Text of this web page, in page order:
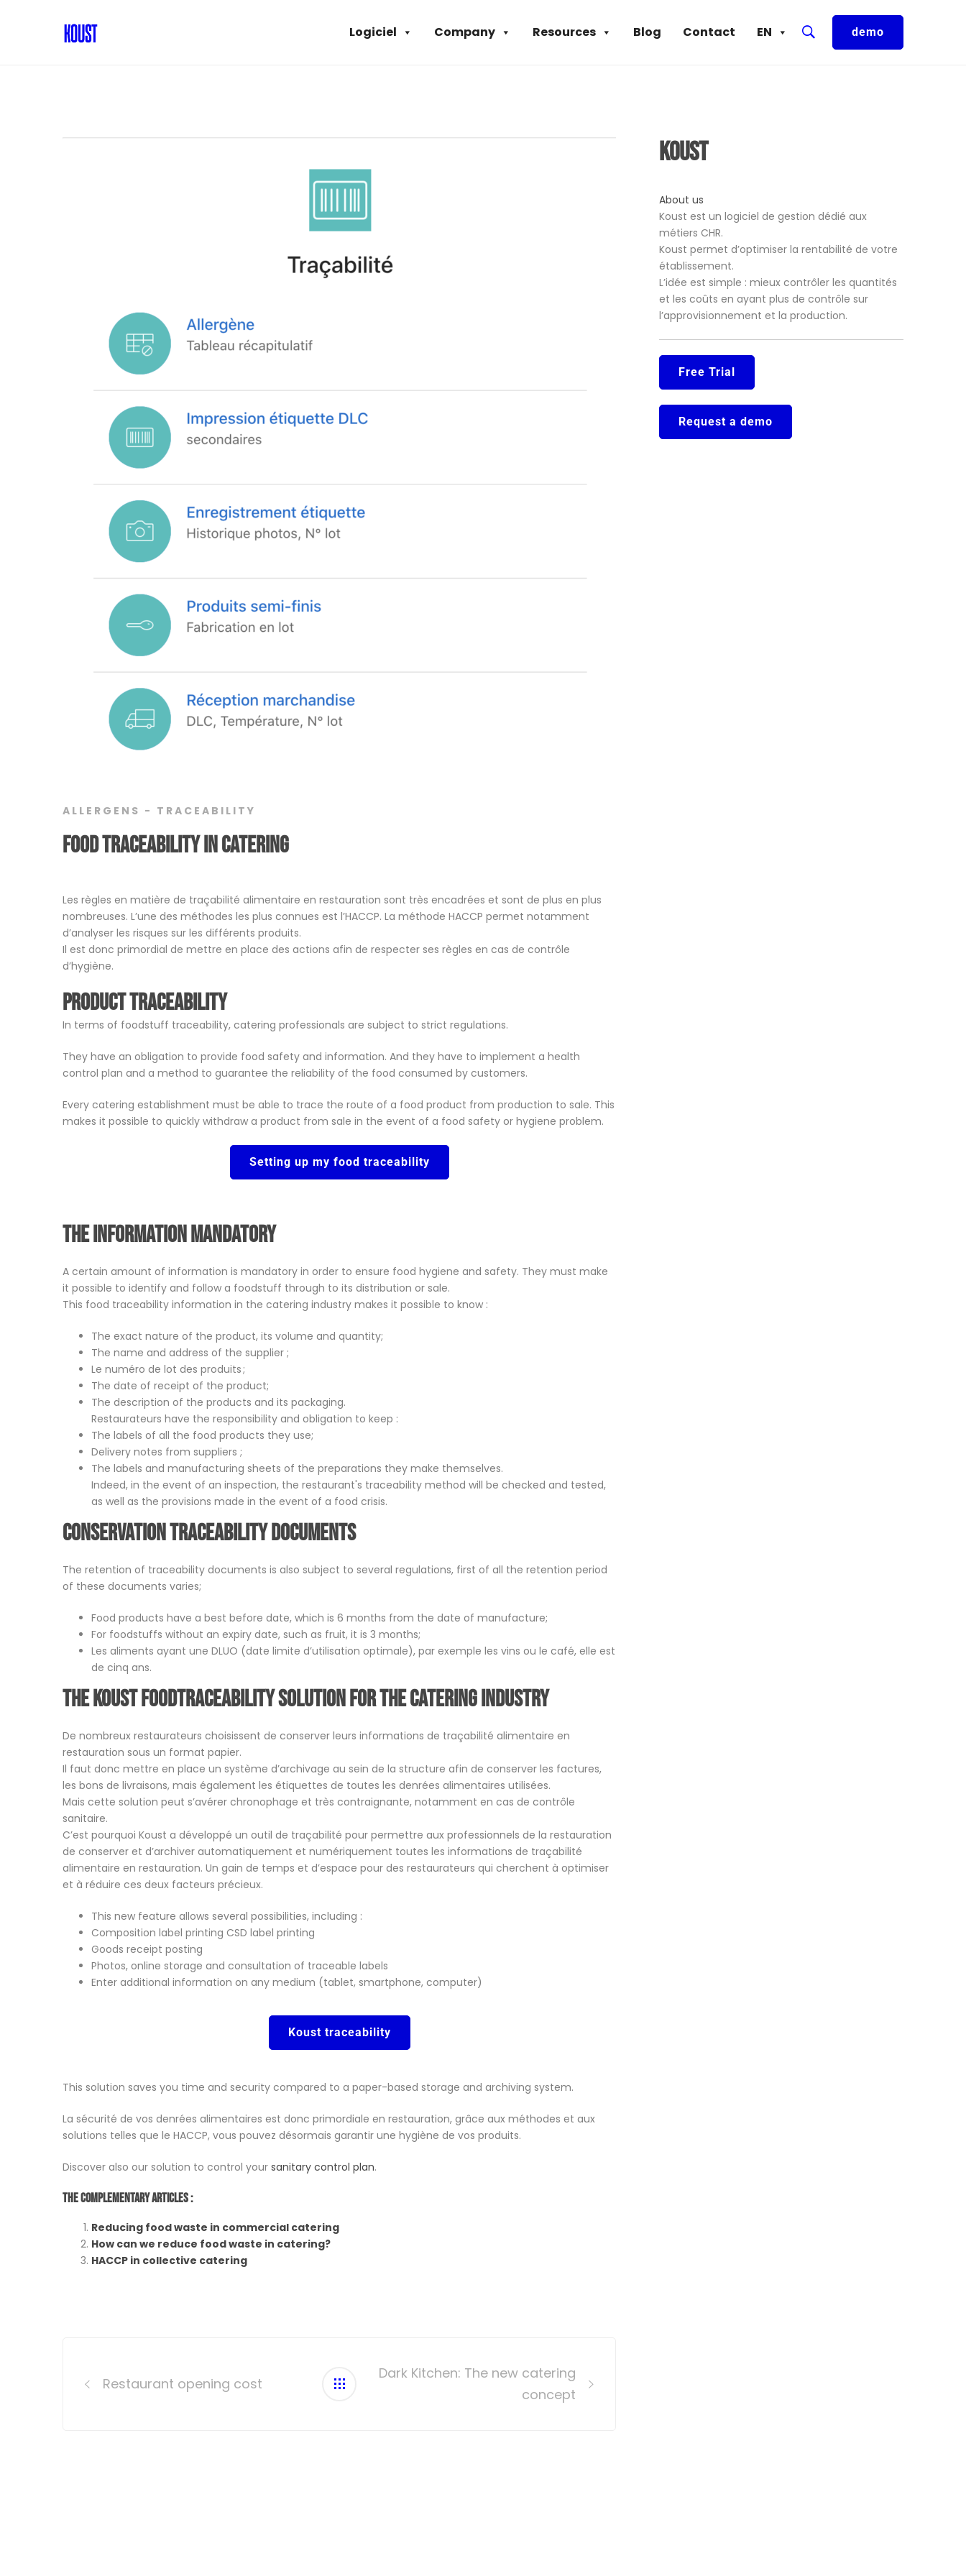
EN
Contact
Blog
Resources
Company
Logiciel demo
ALLERGENS - TRACEABILITY
Food traceability in catering
Les règles en matière de traçabilité alimentaire en restauration sont très encadrées et sont de plus en plus
nombreuses. L’une des méthodes les plus connues est l’HACCP. La méthode HACCP permet notamment
d’analyser les risques sur les différents produits.
Il est donc primordial de mettre en place des actions afin de respecter ses règles en cas de contrôle
d’hygiène.
Product traceability
In terms of foodstuff traceability, catering professionals are subject to strict regulations.
They have an obligation to provide food safety and information. And they have to implement a health
control plan and a method to guarantee the reliability of the food consumed by customers.
Every catering establishment must be able to trace the route of a food product from production to sale. This
makes it possible to quickly withdraw a product from sale in the event of a food safety or hygiene problem.
Setting up my food traceability
The information mandatory
A certain amount of information is mandatory in order to ensure food hygiene and safety. They must make
it possible to identify and follow a foodstuff through to its distribution or sale.
This food traceability information in the catering industry makes it possible to know :
The exact nature of the product, its volume and quantity;
The name and address of the supplier ;
Le numéro de lot des produits ;
The date of receipt of the product;
The description of the products and its packaging.
Restaurateurs have the responsibility and obligation to keep :
The labels of all the food products they use;
Delivery notes from suppliers ;
The labels and manufacturing sheets of the preparations they make themselves.
Indeed, in the event of an inspection, the restaurant's traceability method will be checked and tested,
as well as the provisions made in the event of a food crisis.
Conservation traceability documents
The retention of traceability documents is also subject to several regulations, first of all the retention period
of these documents varies;
Food products have a best before date, which is 6 months from the date of manufacture;
For foodstuffs without an expiry date, such as fruit, it is 3 months;
Les aliments ayant une DLUO (date limite d’utilisation optimale), par exemple les vins ou le café, elle est
de cinq ans.
The Koustfoodtraceability solutionfor the catering industry
De nombreux restaurateurs choisissent de conserver leurs informations de traçabilité alimentaire en
restauration sous un format papier.
Il faut donc mettre en place un système d’archivage au sein de la structure afin de conserver les factures,
les bons de livraisons, mais également les étiquettes de toutes les denrées alimentaires utilisées.
Mais cette solution peut s’avérer chronophage et très contraignante, notamment en cas de contrôle
sanitaire.
C’est pourquoi Koust a développé un outil de traçabilité pour permettre aux professionnels de la restauration
de conserver et d’archiver automatiquement et numériquement toutes les informations de traçabilité
alimentaire en restauration. Un gain de temps et d’espace pour des restaurateurs qui cherchent à optimiser
et à réduire ces deux facteurs précieux.
This new feature allows several possibilities, including :
Composition label printing CSD label printing
Goods receipt posting
Photos, online storage and consultation of traceable labels
Enter additional information on any medium (tablet, smartphone, computer)
Koust traceability
This solution saves you time and security compared to a paper-based storage and archiving system.
La sécurité de vos denrées alimentaires est donc primordiale en restauration, grâce aux méthodes et aux
solutions telles que le HACCP, vous pouvez désormais garantir une hygiène de vos produits.
Discover also our solution to control your sanitary control plan.
The Complementary Articles :
Reducing food waste in commercial catering
How can we reduce food waste in catering?
HACCP in collective catering
navigation
Restaurant opening cost
Dark Kitchen: The new catering
concept
Koust
About us
Koust est un logiciel de gestion dédié aux
métiers CHR.
Koust permet d’optimiser la rentabilité de votre
établissement.
L’idée est simple : mieux contrôler les quantités
et les coûts en ayant plus de contrôle sur
l’approvisionnement et la production.
Free Trial
Request a demo